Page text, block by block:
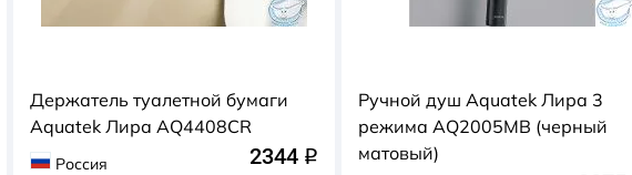
Держатель туалетной бумаги
Aquatek Лира AQ4408CR
Россия 2344 q
Ручной душ Aquatek Лира 3
режима AQ2005MB (черный
матовый)